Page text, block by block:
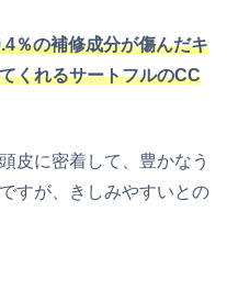
％の補修成分が傷んだキ
くれるサートフルのCC
皮に密着して、豊かなう
すが、きしみやすいとの